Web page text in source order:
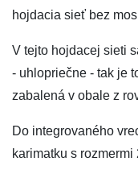
hojdacia sieť bez
V tejto hojdacej sieti
- uhlopriečne - tak je
zabalená v obale z
Do integrovaného
karimatku s rozmermi